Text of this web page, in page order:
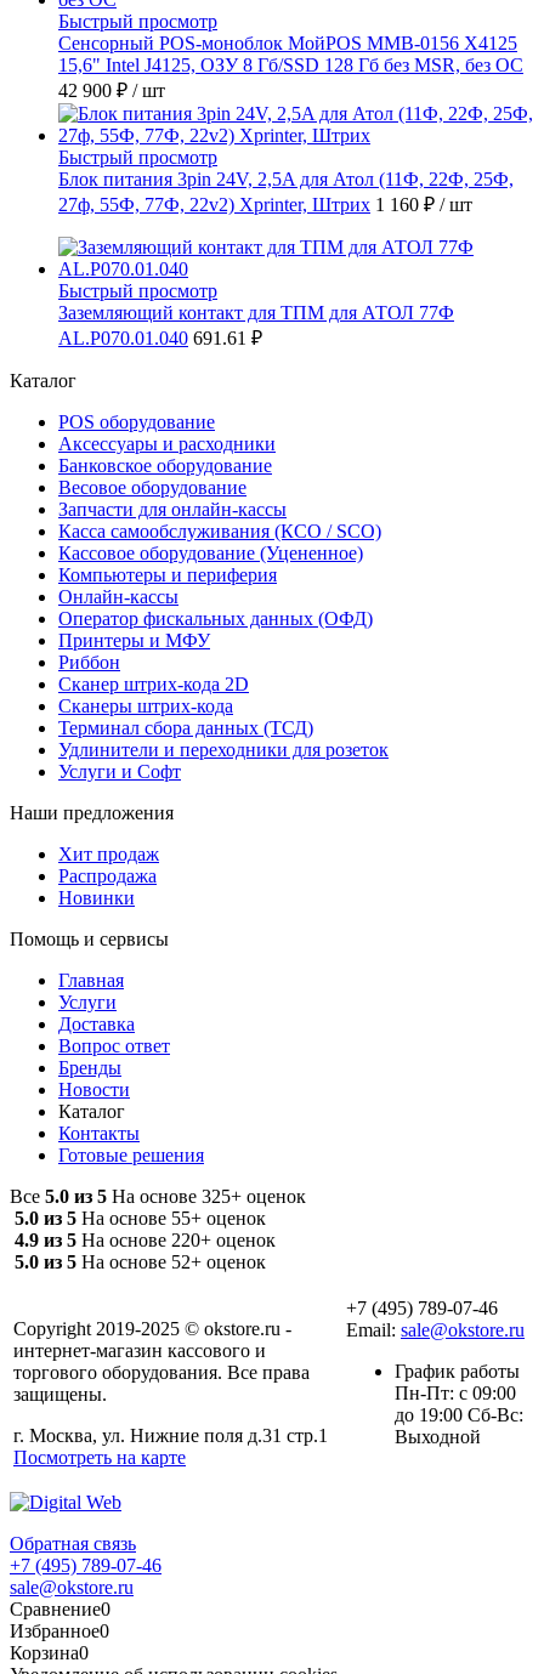
Быстрый просмотр
Сенсорный POS-моноблок МойPOS MMB-0156 X4125
15,6" Intel J4125, ОЗУ 8 Гб/SSD 128 Гб без MSR, без ОС
42 900 ₽ / шт
Быстрый просмотр
Блок питания 3pin 24V, 2,5A для Атол (11Ф, 22Ф, 25Ф,
27ф, 55Ф, 77Ф, 22v2) Xprinter, Штрих 1 160 ₽ / шт
Быстрый просмотр
Заземляющий контакт для ТПМ для АТОЛ 77Ф
AL.P070.01.040 691.61 ₽
Каталог
POS оборудование
Аксессуары и расходники
Банковское оборудование
Весовое оборудование
Запчасти для онлайн-кассы
Касса самообслуживания (КСО / SCO)
Кассовое оборудование (Уцененное)
Компьютеры и периферия
Онлайн-кассы
Оператор фискальных данных (ОФД)
Принтеры и МФУ
Риббон
Сканер штрих-кода 2D
Сканеры штрих-кода
Терминал сбора данных (ТСД)
Удлинители и переходники для розеток
Услуги и Софт
Наши предложения
Хит продаж
Распродажа
Новинки
Помощь и сервисы
Главная
Услуги
Доставка
Вопрос ответ
Бренды
Новости
Каталог
Контакты
Готовые решения
Все 5.0 из 5 На основе 325+ оценок
5.0 из 5 На основе 55+ оценок
4.9 из 5 На основе 220+ оценок
5.0 из 5 На основе 52+ оценок
Copyright 2019-2025 © okstore.ru -
интернет-магазин кассового и
торгового оборудования. Все права
защищены.
г. Москва, ул. Нижние поля д.31 стр.1
Посмотреть на карте
+7 (495) 789-07-46
Email: sale@okstore.ru
График работы
Пн-Пт: с 09:00
до 19:00 Сб-Вс:
Выходной
Обратная связь
+7 (495) 789-07-46
sale@okstore.ru
Сравнение0
Избранное0
Корзина0